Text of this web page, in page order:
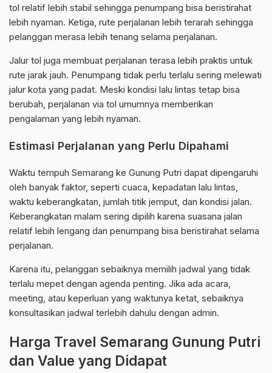
tol relatif lebih stabil sehingga penumpang bisa beristirahat
lebih nyaman. Ketiga, rute perjalanan lebih terarah sehingga
pelanggan merasa lebih tenang selama perjalanan.
Jalur tol juga membuat perjalanan terasa lebih praktis untuk
rute jarak jauh. Penumpang tidak perlu terlalu sering melewati
jalur kota yang padat. Meski kondisi lalu lintas tetap bisa
berubah, perjalanan via tol umumnya memberikan
pengalaman yang lebih nyaman.
Estimasi Perjalanan yang Perlu Dipahami
Waktu tempuh Semarang ke Gunung Putri dapat dipengaruhi
oleh banyak faktor, seperti cuaca, kepadatan lalu lintas,
waktu keberangkatan, jumlah titik jemput, dan kondisi jalan.
Keberangkatan malam sering dipilih karena suasana jalan
relatif lebih lengang dan penumpang bisa beristirahat selama
perjalanan.
Karena itu, pelanggan sebaiknya memilih jadwal yang tidak
terlalu mepet dengan agenda penting. Jika ada acara,
meeting, atau keperluan yang waktunya ketat, sebaiknya
konsultasikan jadwal terlebih dahulu dengan admin.
Harga Travel Semarang Gunung Putri
dan Value yang Didapat